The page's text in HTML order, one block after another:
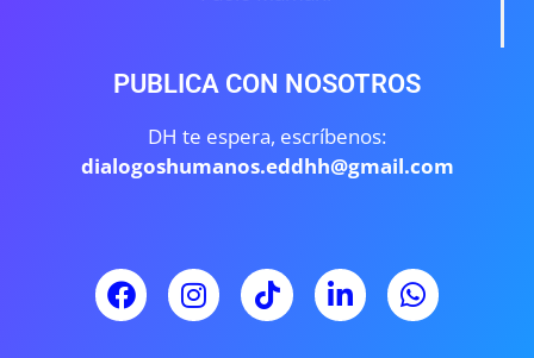
PUBLICA CON NOSOTROS
DH te espera, escríbenos:
dialogoshumanos.eddhh@gmail.com